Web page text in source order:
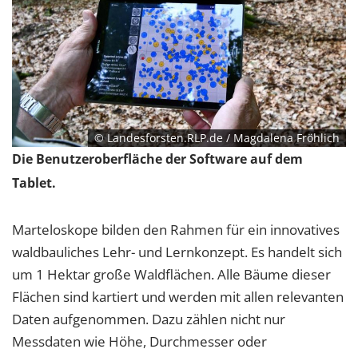
© Landesforsten.RLP.de / Magdalena Fröhlich
Die Benutzeroberfläche der Software auf dem
Tablet.
Marteloskope bilden den Rahmen für ein innovatives
waldbauliches Lehr- und Lernkonzept. Es handelt sich
um 1 Hektar große Waldflächen. Alle Bäume dieser
Flächen sind kartiert und werden mit allen relevanten
Daten aufgenommen. Dazu zählen nicht nur
Messdaten wie Höhe, Durchmesser oder